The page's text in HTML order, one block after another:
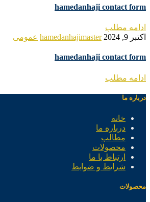
hamedanhaji contact form
ادامه مطلب
اکتبر 9, 2024
hamedanhajimaster عمومی
hamedanhaji contact form
ادامه مطلب
درباره ما
خانه
درباره ما
مطالب
محصولات
ارتباط با ما
شرایط و ضوابط
محصولات